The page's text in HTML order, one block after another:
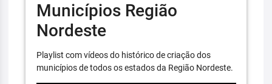
Municípios Região
Nordeste
Playlist com vídeos do histórico de criação dos
municípios de todos os estados da Região Nordeste.